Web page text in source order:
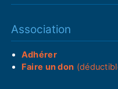
Association
Adhérer
Faire un don